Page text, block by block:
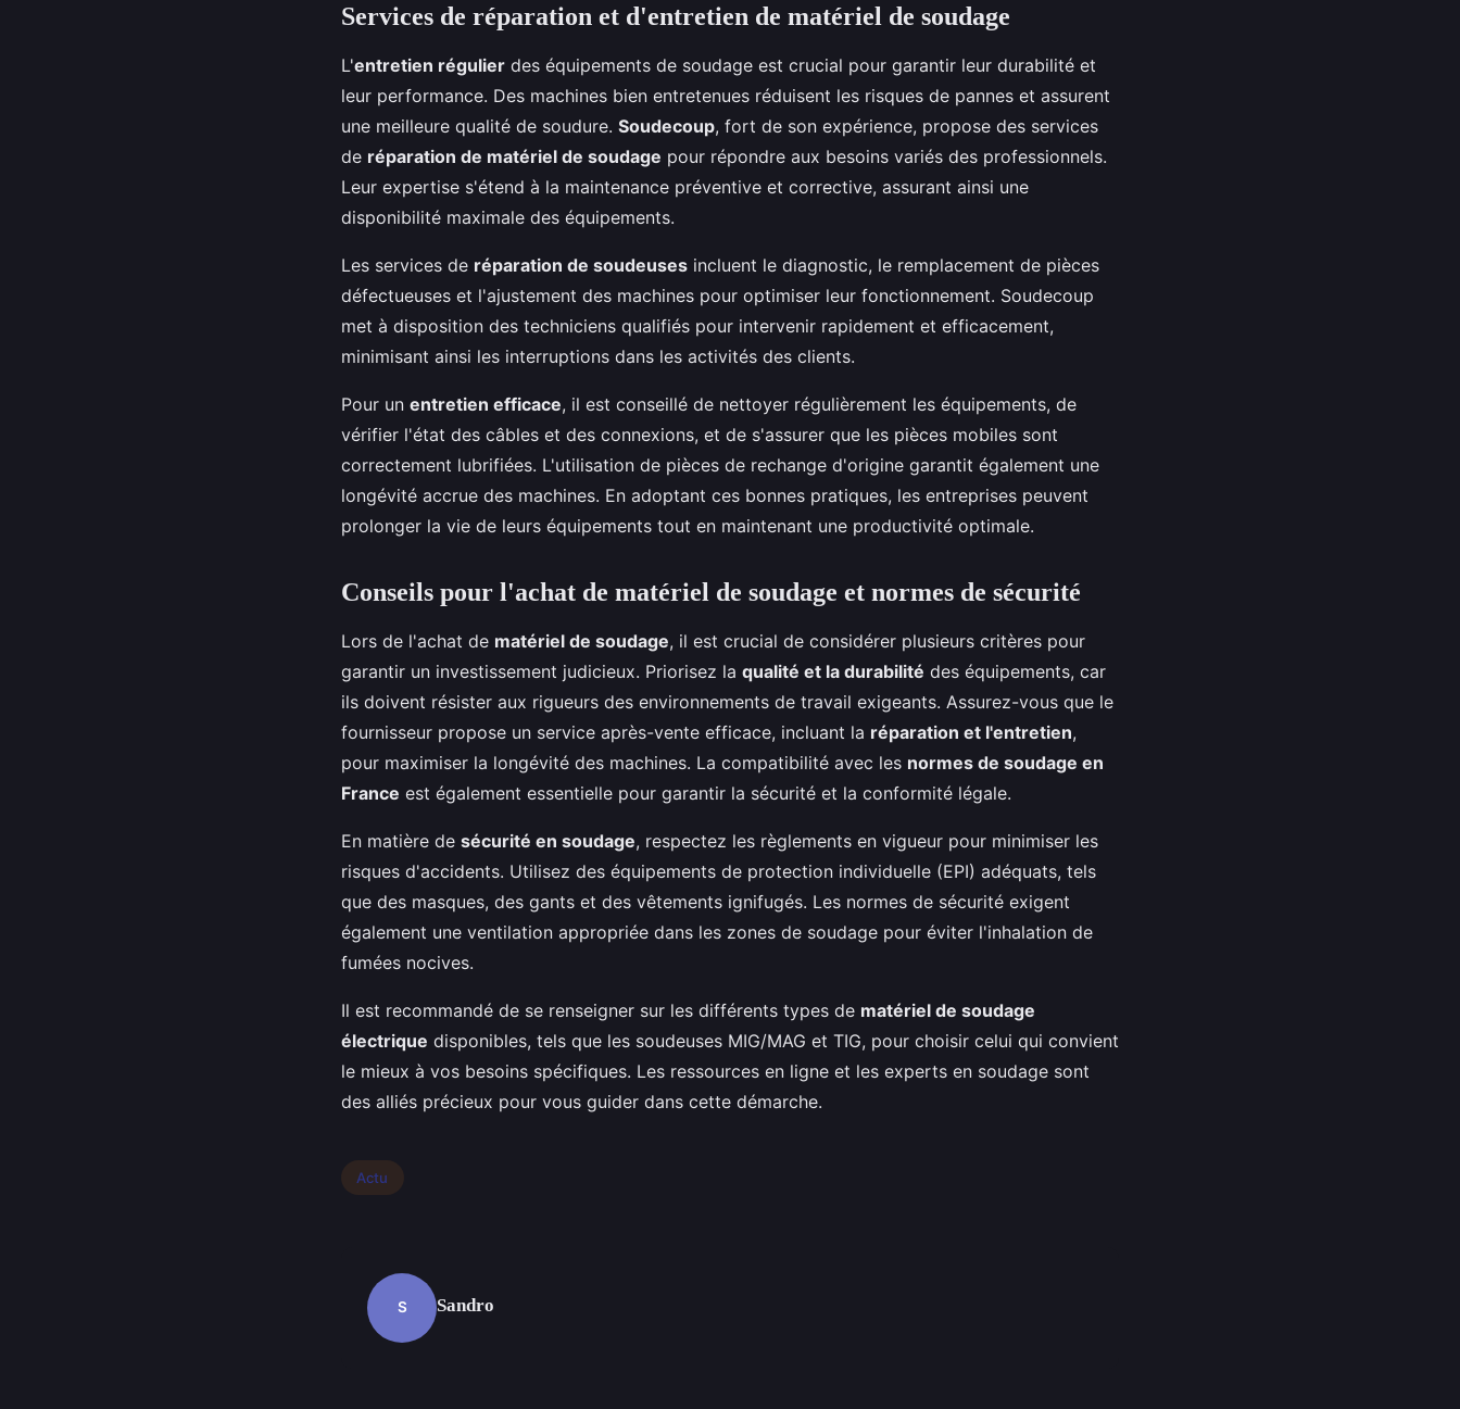
Services de réparation et d'entretien de matériel de soudage
L'entretien régulier des équipements de soudage est crucial pour garantir leur durabilité et
leur performance. Des machines bien entretenues réduisent les risques de pannes et assurent
une meilleure qualité de soudure. Soudecoup, fort de son expérience, propose des services
de réparation de matériel de soudage pour répondre aux besoins variés des professionnels.
Leur expertise s'étend à la maintenance préventive et corrective, assurant ainsi une
disponibilité maximale des équipements.
Les services de réparation de soudeuses incluent le diagnostic, le remplacement de pièces
défectueuses et l'ajustement des machines pour optimiser leur fonctionnement. Soudecoup
met à disposition des techniciens qualifiés pour intervenir rapidement et efficacement,
minimisant ainsi les interruptions dans les activités des clients.
Pour un entretien efficace, il est conseillé de nettoyer régulièrement les équipements, de
vérifier l'état des câbles et des connexions, et de s'assurer que les pièces mobiles sont
correctement lubrifiées. L'utilisation de pièces de rechange d'origine garantit également une
longévité accrue des machines. En adoptant ces bonnes pratiques, les entreprises peuvent
prolonger la vie de leurs équipements tout en maintenant une productivité optimale.
Conseils pour l'achat de matériel de soudage et normes de sécurité
Lors de l'achat de matériel de soudage, il est crucial de considérer plusieurs critères pour
garantir un investissement judicieux. Priorisez la qualité et la durabilité des équipements, car
ils doivent résister aux rigueurs des environnements de travail exigeants. Assurez-vous que le
fournisseur propose un service après-vente efficace, incluant la réparation et l'entretien,
pour maximiser la longévité des machines. La compatibilité avec les normes de soudage en
France est également essentielle pour garantir la sécurité et la conformité légale.
En matière de sécurité en soudage, respectez les règlements en vigueur pour minimiser les
risques d'accidents. Utilisez des équipements de protection individuelle (EPI) adéquats, tels
que des masques, des gants et des vêtements ignifugés. Les normes de sécurité exigent
également une ventilation appropriée dans les zones de soudage pour éviter l'inhalation de
fumées nocives.
Il est recommandé de se renseigner sur les différents types de matériel de soudage
électrique disponibles, tels que les soudeuses MIG/MAG et TIG, pour choisir celui qui convient
le mieux à vos besoins spécifiques. Les ressources en ligne et les experts en soudage sont
des alliés précieux pour vous guider dans cette démarche.
Actu
S Sandro